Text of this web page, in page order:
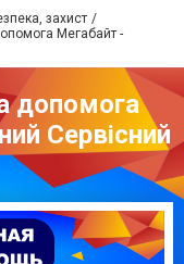
захист
Мегабайт -
допомога
Сервісний